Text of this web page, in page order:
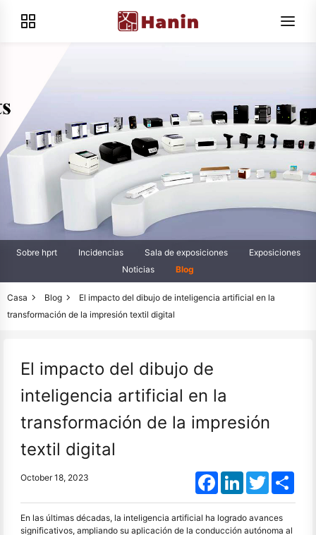
Sobre hprt Incidencias Sala de exposiciones
Exposiciones
Noticias
Blog
Casa Blog
El impacto del dibujo de inteligencia artificial en la
transformación de la impresión textil digital
El impacto del dibujo de
inteligencia artificial en la
transformación de la impresión
textil digital
October 18, 2023 FacebookLinkedInTwitter
En las últimas décadas, la inteligencia artificial ha logrado avances
significativos, ampliando su aplicación de la conducción autónoma al